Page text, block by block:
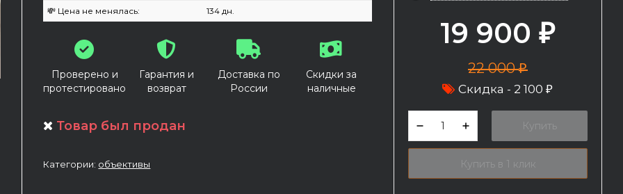
💸 Цена не менялась: 134 дн.
Проверено и
протестировано
Гарантия и
возврат
Доставка по
России
Скидки за
наличные
Товар был продан
Категории: объективы
19 900 ₽
22 000₽
Скидка - 2 100 ₽
Купить
Купить в 1 клик